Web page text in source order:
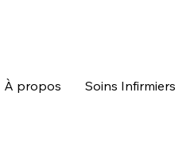
À propos Soins Infirmiers